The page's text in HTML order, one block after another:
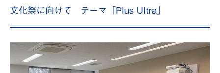
文化祭に向けて テーマ「Plus Ultra」